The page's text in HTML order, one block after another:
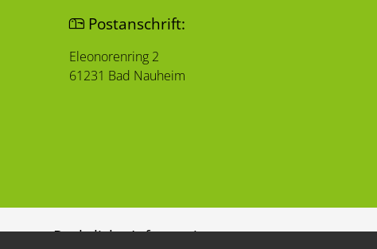
Postanschrift:
Eleonorenring 2
61231 Bad Nauheim
Rechtliche Informationen